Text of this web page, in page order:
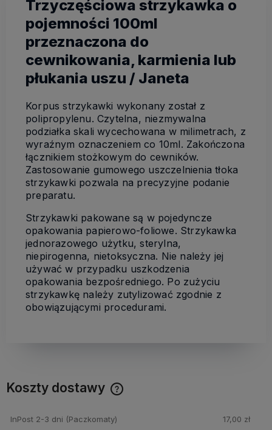
Trzyczęściowa strzykawka o
pojemności 100ml
przeznaczona do
cewnikowania, karmienia lub
płukania uszu / Janeta
Korpus strzykawki wykonany został z
polipropylenu. Czytelna, niezmywalna
podziałka skali wycechowana w milimetrach, z
wyraźnym oznaczeniem co 10ml. Zakończona
łącznikiem stożkowym do cewników.
Zastosowanie gumowego uszczelnienia tłoka
strzykawki pozwala na precyzyjne podanie
preparatu.
Strzykawki pakowane są w pojedyncze
opakowania papierowo-foliowe. Strzykawka
jednorazowego użytku, sterylna,
niepirogenna, nietoksyczna. Nie należy jej
używać w przypadku uszkodzenia
opakowania bezpośredniego. Po zużyciu
strzykawkę należy zutylizować zgodnie z
obowiązującymi procedurami.
Koszty dostawy
InPost 2-3 dni (Paczkomaty) 17,00 zł